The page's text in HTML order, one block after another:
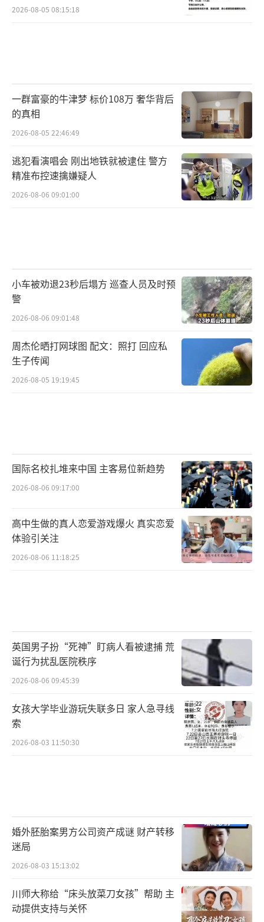
2026-08-05 08:15:18
一群富豪的牛津梦 标价108万 奢华背后
的真相
2026-08-05 22:46:49
逃犯看演唱会 刚出地铁就被逮住 警方
精准布控速擒嫌疑人
2026-08-06 09:01:00
小车被劝退23秒后塌方 巡查人员及时预
警
2026-08-06 09:01:48
周杰伦晒打网球图 配文：照打 回应私
生子传闻
2026-08-05 19:19:45
国际名校扎堆来中国 主客易位新趋势
2026-08-06 09:17:00
高中生做的真人恋爱游戏爆火 真实恋爱
体验引关注
2026-08-06 11:18:25
英国男子扮“死神”盯病人看被逮捕 荒
诞行为扰乱医院秩序
2026-08-06 09:45:39
女孩大学毕业游玩失联多日 家人急寻线
索
2026-08-03 11:50:30
婚外胚胎案男方公司资产成谜 财产转移
迷局
2026-08-03 15:13:02
川师大称给“床头放菜刀女孩”帮助 主
动提供支持与关怀